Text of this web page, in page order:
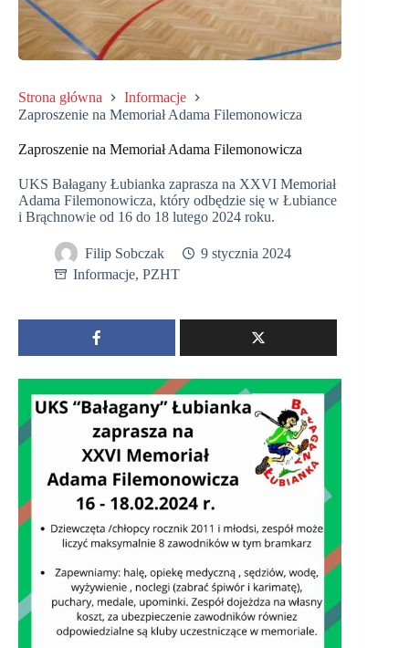
Strona główna
Informacje
Zaproszenie na Memoriał Adama Filemonowicza
Zaproszenie na Memoriał Adama Filemonowicza
UKS Bałagany Łubianka zaprasza na XXVI Memoriał
Adama Filemonowicza, który odbędzie się w Łubiance
i Brąchnowie od 16 do 18 lutego 2024 roku.
Filip Sobczak
9 stycznia 2024
Informacje, PZHT